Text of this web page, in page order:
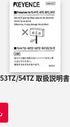
54TZ 取扱説明書